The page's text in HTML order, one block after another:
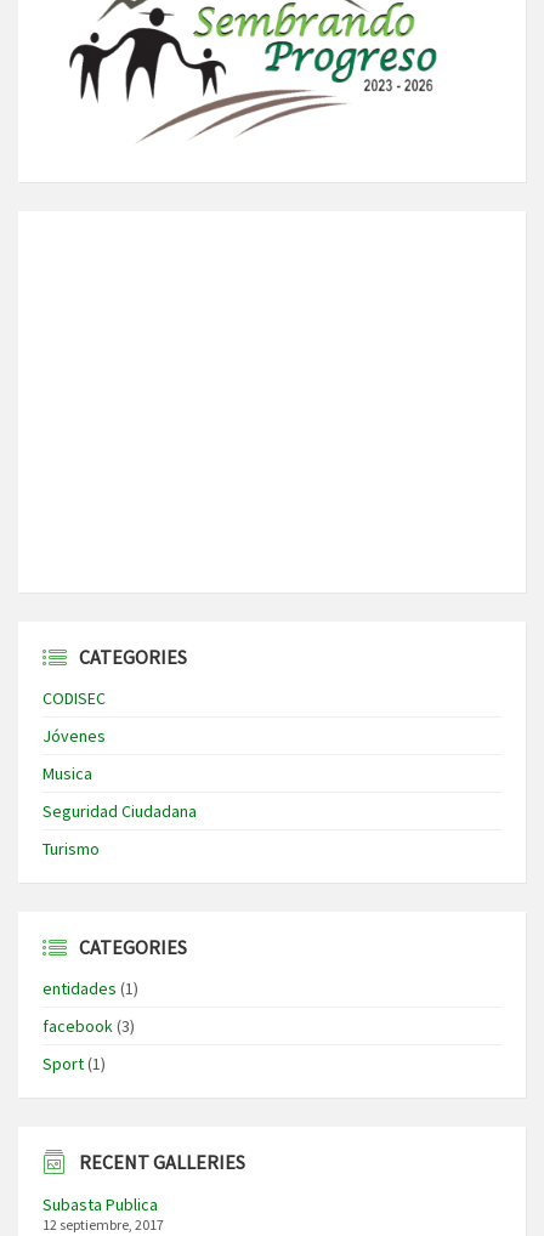
CATEGORIES
CODISEC
Jóvenes
Musica
Seguridad Ciudadana
Turismo
CATEGORIES
entidades (1)
facebook(3)
Sport(1)
RECENT GALLERIES
Subasta Publica
12 septiembre, 2017